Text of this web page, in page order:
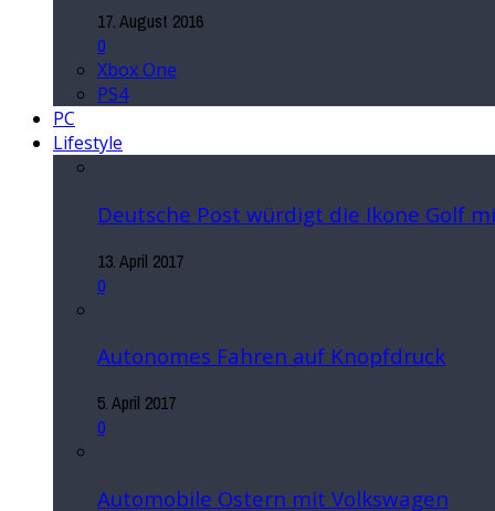
17. August 2016
0
Xbox One
PS4
PC
Lifestyle
Deutsche Post würdigt die Ikone Golf
13. April 2017
0
Autonomes Fahren auf Knopfdruck
5. April 2017
0
Automobile Ostern mit Volkswagen